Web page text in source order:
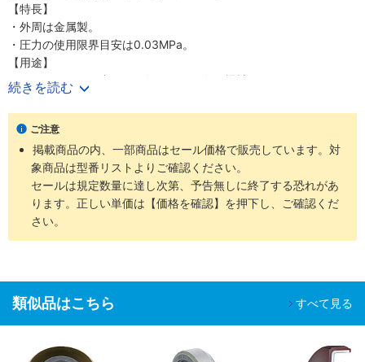
【特長】
・外周は金属製。
・圧力の使用限界目安は0.03MPa。
【用途】
・オイルシールの中でも回転用として各種機械に。
・外周が鉄なので、ハウジングが鉄の箇所に最適。
・ちりよけが付いているので、外部より塵や埃がある場合に最適。
続きを読む
ご注意
掲載商品の内、一部商品はセール価格で販売しています。対
象商品は型番リストよりご確認ください。
セールは規定数量に達し次第、予告無しに終了する恐れがあ
ります。正しい単価は【価格を確認】を押下し、ご確認くだ
さい。
類似品はこちら すべて見る